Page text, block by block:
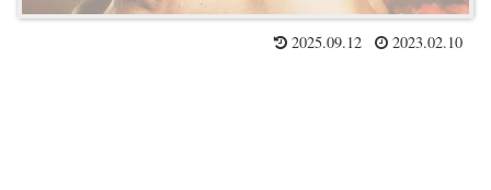
2025.09.12 2023.02.10